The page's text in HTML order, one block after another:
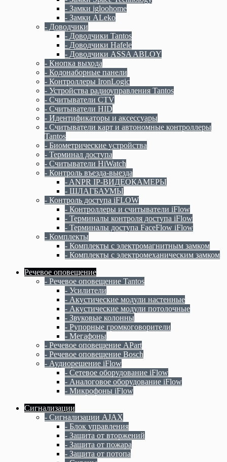
- Замки igloohome
- Замки ALeko
- Доводчики
- Доводчики Tantos
- Доводчики Hafele
- Доводчики ASSA ABLOY
- Кнопка выхода
- Кодонаборные панели
- Контроллеры IronLogic
- Устройства радиоуправления Tantos
- Считыватели CTV
- Считыватели HID
- Идентификаторы и аксессуары
- Считыватели карт и автономные контроллеры
Tantos
- Биометрические устройства
- Терминал доступа
- Считыватели HiWatch
- Контроль въезда-выезда
- ANPR IP-ВИДЕОКАМЕРЫ
- ШЛАГБАУМЫ
- Контроль доступа iFLOW
- Контроллеры и считыватели iFlow
- Терминалы контроля доступа iFlow
- Терминалы доступа FaceFlow iFlow
- Комплекты
- Комплекты c электромагнитным замком
- Комплекты с электромеханическим замком
Речевое оповещение
- Речевое оповещение Tantos
- Усилители
- Акустические модули настенные
- Акустические модули потолочные
- Звуковые колонны
- Рупорные громкоговорители
- Мегафоны
- Речевое оповещение APart
- Речевое оповещение Bosch
- Аудиорешение iFlow
- Сетевое оборудование iFlow
- Аналоговое оборудование iFlow
- Микрофоны iFlow
Сигнализации
- Сигнализации AJAX
- Блок управления
- Защита от вторжений
- Защита от пожара
- Защита от потопа